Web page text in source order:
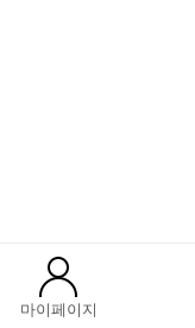
마이페이지